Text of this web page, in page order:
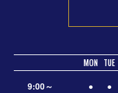
MON TUE
9:00～
● ●